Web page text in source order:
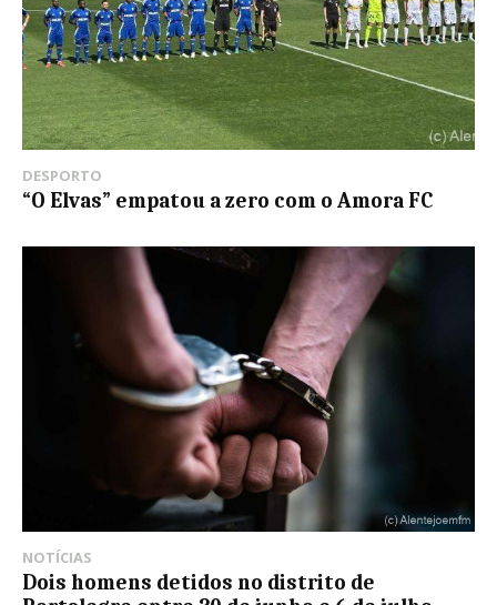
DESPORTO
“O Elvas” empatou a zero com o Amora FC
NOTÍCIAS
Dois homens detidos no distrito de